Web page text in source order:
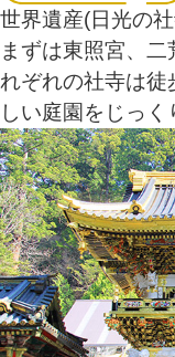
世界遺産(日光の
まずは東照宮、
れぞれの社寺は
しい庭園をじっく